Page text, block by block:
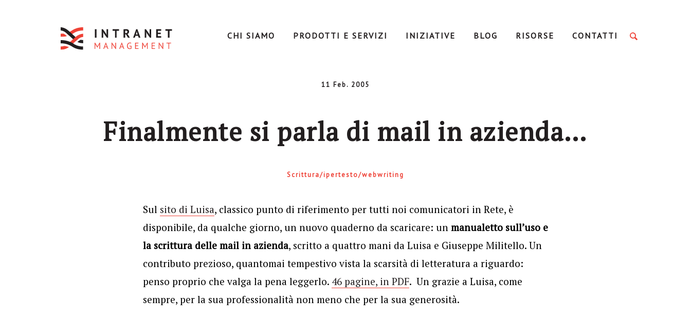
CHI SIAMO PRODOTTI E SERVIZI INIZIATIVE BLOG RISORSE CONTATTI
11 Feb. 2005
Finalmente si parla di mail in azienda…
Scrittura/ipertesto/webwriting
Sul sito di Luisa, classico punto di riferimento per tutti noi comunicatori in Rete, è
disponibile, da qualche giorno, un nuovo quaderno da scaricare: un manualetto sull’uso e
la scrittura delle mail in azienda, scritto a quattro mani da Luisa e Giuseppe Militello. Un
contributo prezioso, quantomai tempestivo vista la scarsità di letteratura a riguardo:
penso proprio che valga la pena leggerlo. 46 pagine, in PDF. Un grazie a Luisa, come
sempre, per la sua professionalità non meno che per la sua generosità.